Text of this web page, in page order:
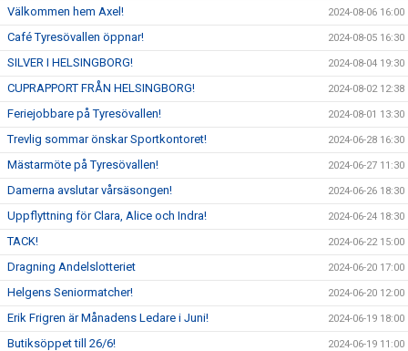
Välkommen hem Axel! 2024-08-06 16:00
Café Tyresövallen öppnar! 2024-08-05 16:30
SILVER I HELSINGBORG! 2024-08-04 19:30
CUPRAPPORT FRÅN HELSINGBORG! 2024-08-02 12:38
Feriejobbare på Tyresövallen! 2024-08-01 13:30
Trevlig sommar önskar Sportkontoret! 2024-06-28 16:30
Mästarmöte på Tyresövallen! 2024-06-27 11:30
Damerna avslutar vårsäsongen! 2024-06-26 18:30
Uppflyttning för Clara, Alice och Indra! 2024-06-24 18:30
TACK! 2024-06-22 15:00
Dragning Andelslotteriet 2024-06-20 17:00
Helgens Seniormatcher! 2024-06-20 12:00
Erik Frigren är Månadens Ledare i Juni! 2024-06-19 18:00
Butiksöppet till 26/6! 2024-06-19 11:00